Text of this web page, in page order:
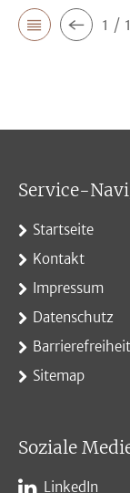
1 /
Service-
Startseite
Kontakt
Impressum
Datenschutz
Barrierefreiheit
Sitemap
Soziale
LinkedIn